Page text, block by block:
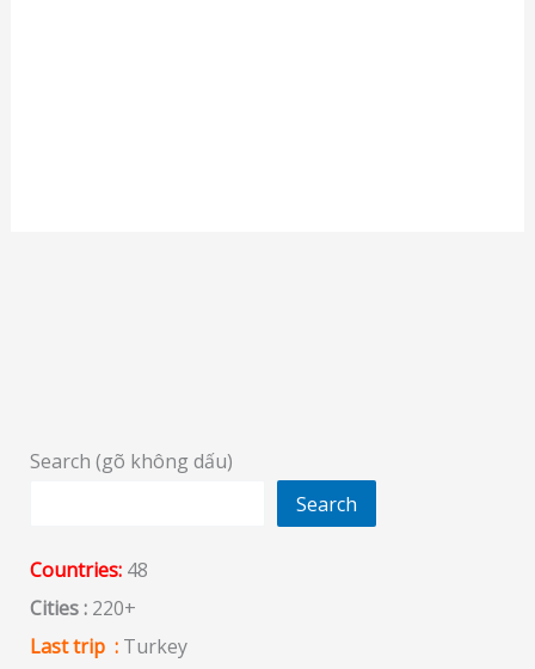
Search (gõ không dấu)
Search
Countries:48
Cities :220+
Last trip :Turkey